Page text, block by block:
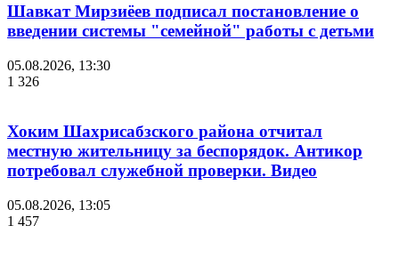
Шавкат Мирзиёев подписал постановление о
введении системы "семейной" работы с детьми
05.08.2026, 13:30
1 326
Хоким Шахрисабзского района отчитал
местную жительницу за беспорядок. Антикор
потребовал служебной проверки. Видео
05.08.2026, 13:05
1 457